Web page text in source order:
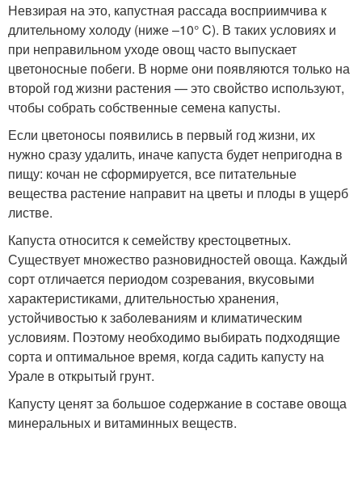
Невзирая на это, капустная рассада восприимчива к
длительному холоду (ниже –10° C). В таких условиях и
при неправильном уходе овощ часто выпускает
цветоносные побеги. В норме они появляются только на
второй год жизни растения — это свойство используют,
чтобы собрать собственные семена капусты.
Если цветоносы появились в первый год жизни, их
нужно сразу удалить, иначе капуста будет непригодна в
пищу: кочан не сформируется, все питательные
вещества растение направит на цветы и плоды в ущерб
листве.
Капуста относится к семейству крестоцветных.
Существует множество разновидностей овоща. Каждый
сорт отличается периодом созревания, вкусовыми
характеристиками, длительностью хранения,
устойчивостью к заболеваниям и климатическим
условиям. Поэтому необходимо выбирать подходящие
сорта и оптимальное время, когда садить капусту на
Урале в открытый грунт.
Капусту ценят за большое содержание в составе овоща
минеральных и витаминных веществ.